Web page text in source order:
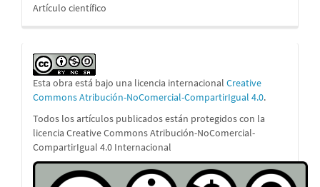
Artículo científico
Esta obra está bajo una licencia internacional Creative
Commons Atribución-NoComercial-CompartirIgual 4.0.
Todos los artículos publicados están protegidos con la
licencia Creative Commons Atribución-NoComercial-
CompartirIgual 4.0 Internacional